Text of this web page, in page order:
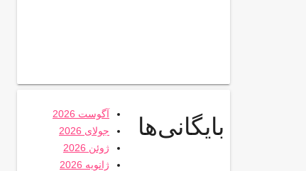
بایگانی‌ها
آگوست 2026
جولای 2026
ژوئن 2026
ژانویه 2026